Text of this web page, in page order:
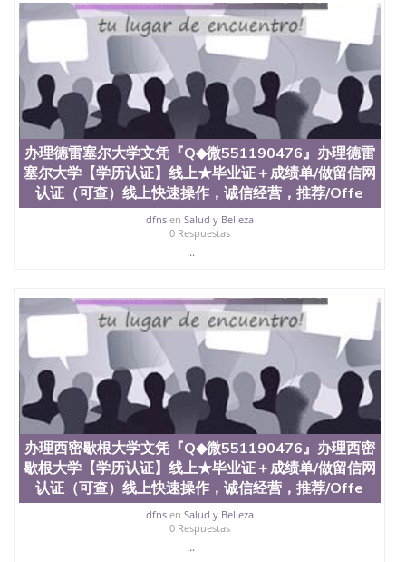
以制作美国毕业证551190476哪里可以办理澳洲毕业
证551190476留学生在哪里可以买假毕业证
551190476哪里可以办理加拿大毕业证551190476申
请学校办理假的毕业证成绩单可以吗551190476哪里
可以办理水印成绩单551190476哪里可以修改成绩单
GPA分数551190476假毕业证能查出来吗551190476
假文凭网上能查到吗551190476 如何拿到国外毕业证
QQ微信551190476办假大学毕业证QQ微信551190476
国外毕业证去哪认证QQ微信551190476找毕业证封皮
QQ微信551190476国外毕业证外壳定制QQ微信
551190476快速代办国外毕业证QQ微信551190476快
速拿到国外文凭QQ微信551190476国外留学文凭认证
QQ微信551190476国外文凭回国认证QQ微信
551190476泰国文凭办理QQ微信551190476法国留学
回国证明QQ微信551190476 国外烫金照片QQ微信
德国留学回国证明QQ微信551190476爱尔兰留学回国
证明QQ微信551190476国外硕士文凭办理QQ微信
551190476 网上买文凭可靠吗QQ微信551190476买国
外文凭质量QQ微信551190476国外本科毕业证怎么办
理QQ微信551190476国外大学文凭真制作QQ微信
551190476办国外文凭可找工作QQ微信551190476国
外大学有毕业证QQ微信551190476办理国外毕业证价
格QQ微信551190476国外编号查询QQ微信551190476
办理国外文凭要交定金吗QQ微信551190476办国外可
查文凭QQ微信551190476网上购买真文凭可信吗QQ
微信551190476学士学位证书查询机构QQ微信
551190476 国外资格证书办理QQ微信551190476如何
办理学历认证QQ微信551190476海外文凭认证办理
QQ微信551190476 圣何塞州立大学（San Jose State
University, 又译为“圣荷西州立大学”）成立于1857
年，简称SJSU，是加州历史悠久的大学之一，也是美
办理德雷塞尔大学文凭『Q◆微551190476』办理德雷
塞尔大学【学历认证】线上★毕业证＋成绩单/做留信网
认证（可查）线上快速操作，诚信经营，推荐/Offe
dfnsen Salud y Belleza
0 Respuestas
...
办理西密歇根大学文凭『Q◆微551190476』办理西密
歇根大学【学历认证】线上★毕业证＋成绩单/做留信网
认证（可查）线上快速操作，诚信经营，推荐/Offe
dfnsen Salud y Belleza
0 Respuestas
...